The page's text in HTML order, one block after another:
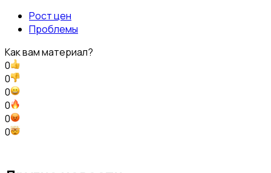
Рост цен
Проблемы
Как вам материал?
0
0
0
0
0
0